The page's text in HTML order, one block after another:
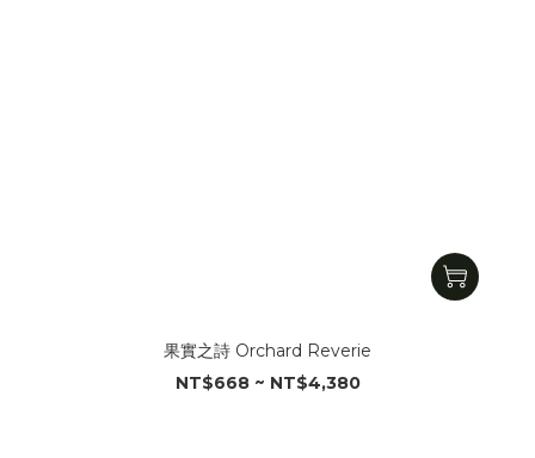
果實之詩 Orchard Reverie
NT$668 ~ NT$4,380